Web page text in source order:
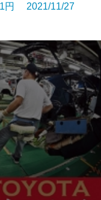
円 2021/11/27